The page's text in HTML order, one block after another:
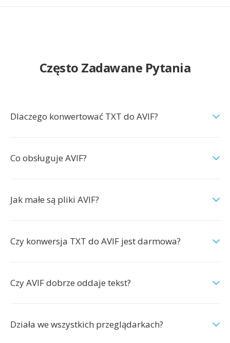
Często Zadawane Pytania
Dlaczego konwertować TXT do AVIF?
Co obsługuje AVIF?
Jak małe są pliki AVIF?
Czy konwersja TXT do AVIF jest darmowa?
Czy AVIF dobrze oddaje tekst?
Działa we wszystkich przeglądarkach?